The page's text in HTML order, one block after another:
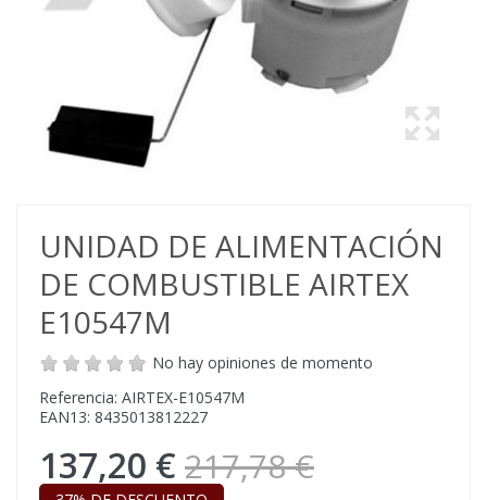
UNIDAD DE ALIMENTACIÓN
DE COMBUSTIBLE AIRTEX
E10547M
No hay opiniones de momento
Referencia: AIRTEX-E10547M
EAN13: 8435013812227
137,20 € 217,78 €